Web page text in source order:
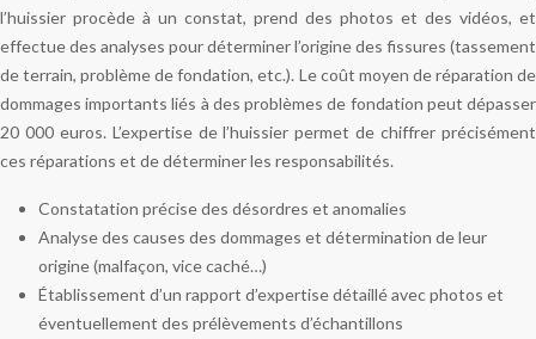
l’huissier procède à un constat, prend des photos et des vidéos, et
effectue des analyses pour déterminer l’origine des fissures (tassement
de terrain, problème de fondation, etc.). Le coût moyen de réparation de
dommages importants liés à des problèmes de fondation peut dépasser
20 000 euros. L’expertise de l’huissier permet de chiffrer précisément
ces réparations et de déterminer les responsabilités.
Constatation précise des désordres et anomalies
Analyse des causes des dommages et détermination de leur
origine (malfaçon, vice caché…)
Établissement d’un rapport d’expertise détaillé avec photos et
éventuellement des prélèvements d’échantillons